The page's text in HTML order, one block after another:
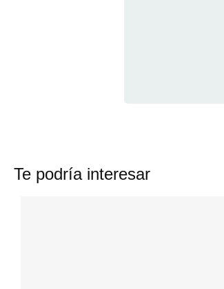
Te podría interesar